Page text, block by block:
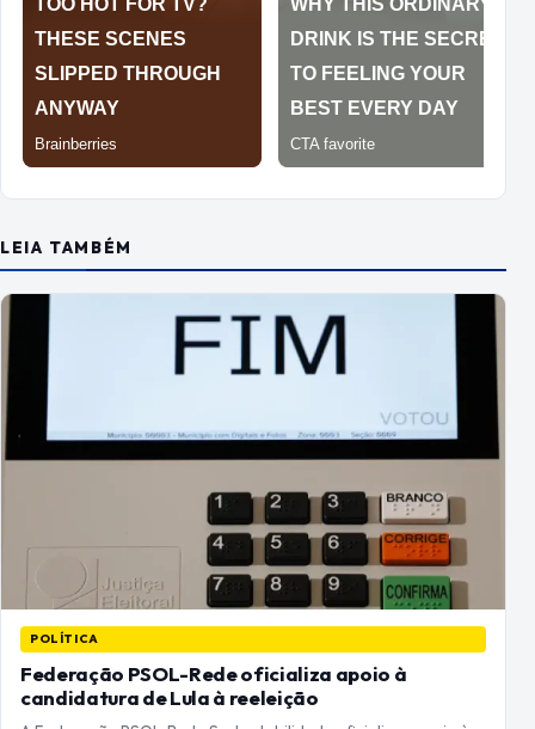
LEIA TAMBÉM
POLÍTICA
Federação PSOL-Rede oficializa apoio à
candidatura de Lula à reeleição